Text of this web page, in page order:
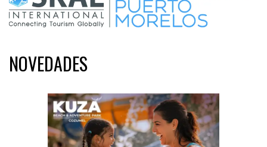
NOVEDADES